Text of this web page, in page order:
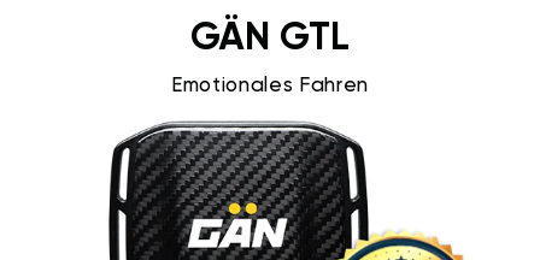
GÄN GTL
Emotionales Fahren